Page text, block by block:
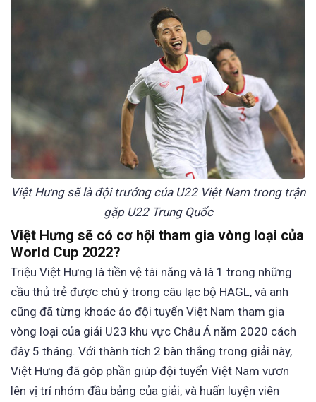
Việt Hưng sẽ là đội trưởng của U22 Việt Nam trong trận
gặp U22 Trung Quốc
Việt Hưng sẽ có cơ hội tham gia vòng loại của
World Cup 2022?
Triệu Việt Hưng là tiền vệ tài năng và là 1 trong những
cầu thủ trẻ được chú ý trong câu lạc bộ HAGL, và anh
cũng đã từng khoác áo đội tuyển Việt Nam tham gia
vòng loại của giải U23 khu vực Châu Á năm 2020 cách
đây 5 tháng. Với thành tích 2 bàn thắng trong giải này,
Việt Hưng đã góp phần giúp đội tuyển Việt Nam vươn
lên vị trí nhóm đầu bảng của giải, và huấn luyện viên